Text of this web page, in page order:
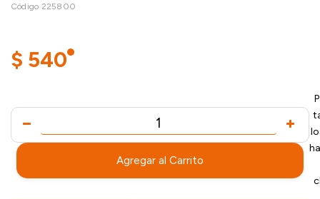
Código 225800
$ 540
Agregar al Carrito